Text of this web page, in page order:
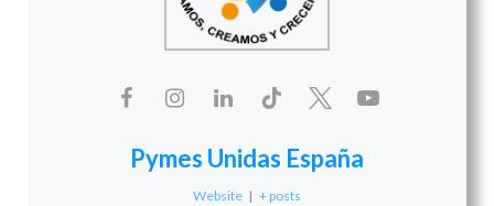
Pymes Unidas España
Website | + posts